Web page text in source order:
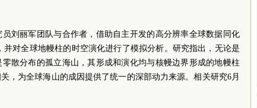
刘丽军团队与合作者，借助自主开发的高分辨率全球数据同化
对全球地幔柱的时空演化进行了模拟分析。研究指出，无论是
散分布的孤立海山，其形成和演化均与核幔边界形成的地幔柱
，为全球海山的成因提供了统一的深部动力来源。相关研究6月